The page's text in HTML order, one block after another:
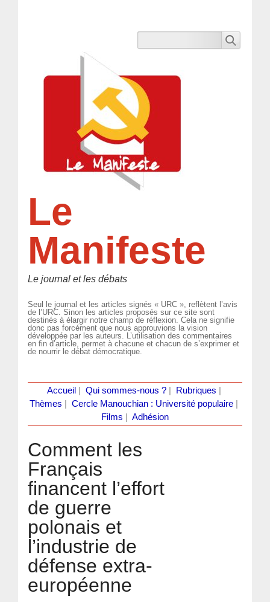
Le
Manifeste
Le journal et les débats
Seul le journal et les articles signés « URC », reflètent l’avis
de l’URC. Sinon les articles proposés sur ce site sont
destinés à élargir notre champ de réflexion. Cela ne signifie
donc pas forcément que nous approuvions la vision
développée par les auteurs. L’utilisation des commentaires
en fin d’article, permet à chacune et chacun de s’exprimer et
de nourrir le débat démocratique.
Accueil Qui sommes-nous ?| Rubriques
Thèmes
Cercle Manouchian : Université populaire
Films
Adhésion
Comment les
Français
financent l’effort
de guerre
polonais et
l’industrie de
défense extra-
européenne